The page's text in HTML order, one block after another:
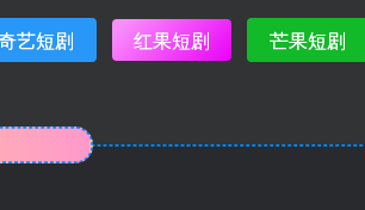
艺短剧 红果短剧 芒果短剧